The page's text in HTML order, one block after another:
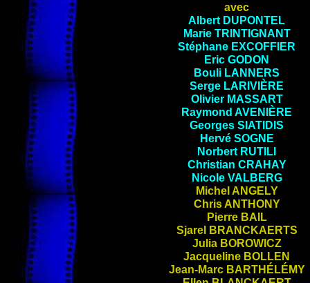
avec
Albert DUPONTEL
Marie TRINTIGNANT
Stéphane EXCOFFIER
Eric GODON
Bouli LANNERS
Serge LARIVIÈRE
Olivier MASSART
Raymond AVENIÈRE
Georges SIATIDIS
Hervé SOGNE
Norbert RUTILI
Christian CRAHAY
Nicole VALBERG
Michel ANGELY
Chris ANTHONY
Pierre BAIL
Sjarel BRANCKAERTS
Julia BOROWICZ
Jacqueline BOLLEN
Jean-Marc BARTHÉLÉMY